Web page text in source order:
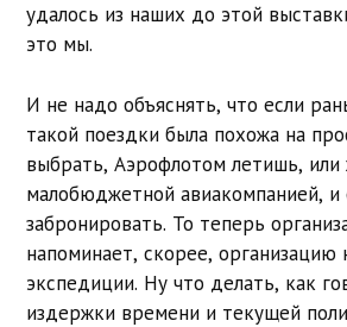
удалось из наших до этой
это мы.
И не надо объяснять, что если
такой поездки была похожа на
выбрать, Аэрофлотом летишь, или
малобюджетной авиакомпанией, и
забронировать. То теперь
напоминает, скорее, организацию
экспедиции. Ну что делать, как
издержки времени и текущей